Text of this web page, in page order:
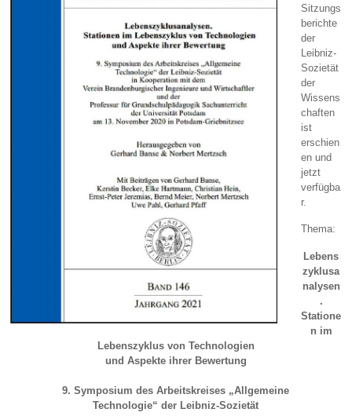
Sitzungs
berichte
der
Leibniz-
Sozietät
der
Wissens
chaften
ist
erschien
en und
jetzt
verfügba
r.
Thema:
Lebens
zyklusa
nalysen
.
Statione
n im
Lebenszyklus von Technologien
und Aspekte ihrer Bewertung
9. Symposium des Arbeitskreises „Allgemeine
Technologie“ der Leibniz-Sozietät